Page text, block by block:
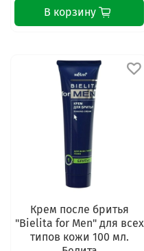
В корзину
Крем после бритья
"Bielita for Men" для всех
типов кожи 100 мл.